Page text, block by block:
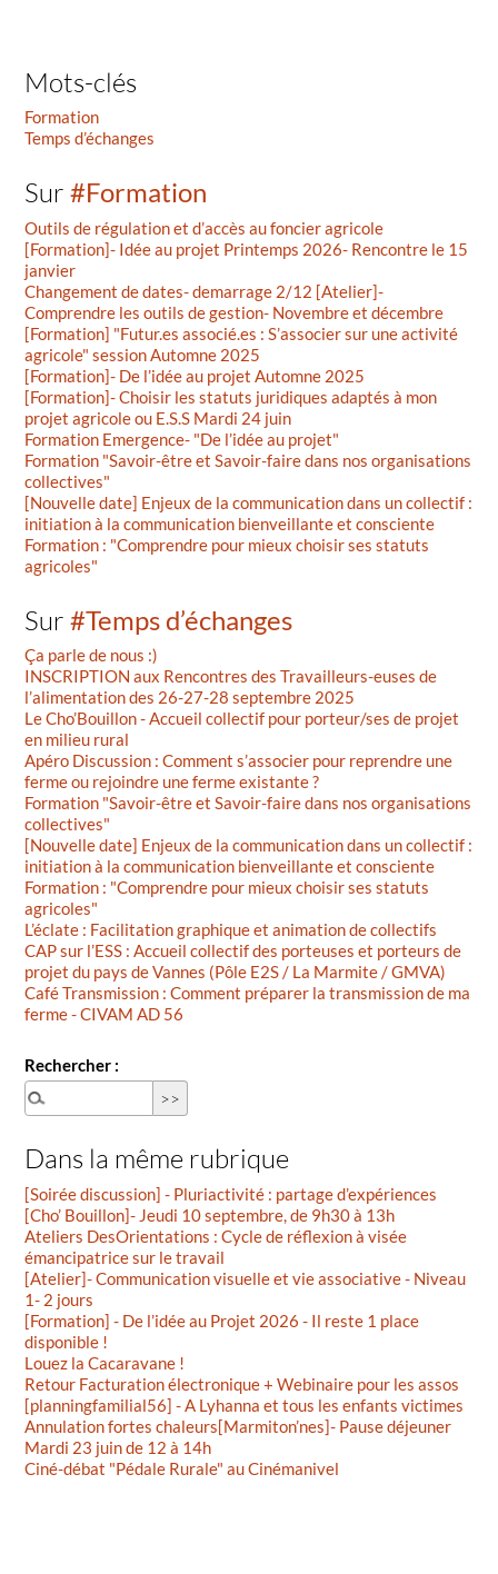
Mots-clés
Formation
Temps d’échanges
Sur#Formation
Outils de régulation et d’accès au foncier agricole
[Formation]- Idée au projet Printemps 2026- Rencontre le 15
janvier
Changement de dates- demarrage 2/12 [Atelier]-
Comprendre les outils de gestion- Novembre et décembre
[Formation] "Futur.es associé.es : S’associer sur une activité
agricole" session Automne 2025
[Formation]- De l’idée au projet Automne 2025
[Formation]- Choisir les statuts juridiques adaptés à mon
projet agricole ou E.S.S Mardi 24 juin
Formation Emergence- "De l’idée au projet"
Formation "Savoir-être et Savoir-faire dans nos organisations
collectives"
[Nouvelle date] Enjeux de la communication dans un collectif :
initiation à la communication bienveillante et consciente
Formation : "Comprendre pour mieux choisir ses statuts
agricoles"
Sur#Temps d’échanges
Ça parle de nous :)
INSCRIPTION aux Rencontres des Travailleurs-euses de
l’alimentation des 26-27-28 septembre 2025
Le Cho’Bouillon - Accueil collectif pour porteur/ses de projet
en milieu rural
Apéro Discussion : Comment s’associer pour reprendre une
ferme ou rejoindre une ferme existante ?
Formation "Savoir-être et Savoir-faire dans nos organisations
collectives"
[Nouvelle date] Enjeux de la communication dans un collectif :
initiation à la communication bienveillante et consciente
Formation : "Comprendre pour mieux choisir ses statuts
agricoles"
L’éclate : Facilitation graphique et animation de collectifs
CAP sur l’ESS : Accueil collectif des porteuses et porteurs de
projet du pays de Vannes (Pôle E2S / La Marmite / GMVA)
Café Transmission : Comment préparer la transmission de ma
ferme - CIVAM AD 56
Rechercher :
Dans la même rubrique
[Soirée discussion] - Pluriactivité : partage d’expériences
[Cho’ Bouillon]- Jeudi 10 septembre, de 9h30 à 13h
Ateliers DesOrientations : Cycle de réflexion à visée
émancipatrice sur le travail
[Atelier]- Communication visuelle et vie associative - Niveau
1- 2 jours
[Formation] - De l’idée au Projet 2026 - Il reste 1 place
disponible !
Louez la Cacaravane !
Retour Facturation électronique + Webinaire pour les assos
[planningfamilial56] - A Lyhanna et tous les enfants victimes
Annulation fortes chaleurs[Marmiton’nes]- Pause déjeuner
Mardi 23 juin de 12 à 14h
Ciné-débat "Pédale Rurale" au Cinémanivel